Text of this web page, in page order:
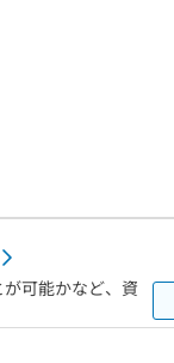
可能かなど、資